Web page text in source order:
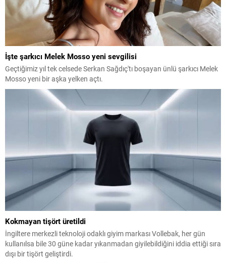
İşte şarkıcı Melek Mosso yeni sevgilisi
Geçtiğimiz yıl tek celsede Serkan Sağdıç'tı boşayan ünlü şarkıcı Melek
Mosso yeni bir aşka yelken açtı.
Kokmayan tişört üretildi
İngiltere merkezli teknoloji odaklı giyim markası Vollebak, her gün
kullanılsa bile 30 güne kadar yıkanmadan giyilebildiğini iddia ettiği sıra
dışı bir tişört geliştirdi.